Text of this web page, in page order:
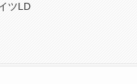
ツLD